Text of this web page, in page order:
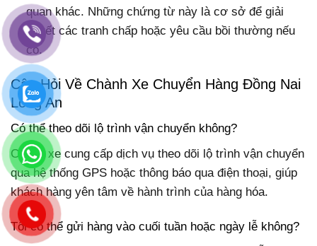
quan khác. Những chứng từ này là cơ sở để giải
quyết các tranh chấp hoặc yêu cầu bồi thường nếu
có.
Câu Hỏi Về Chành Xe Chuyển Hàng Đồng Nai
Long An
Có thể theo dõi lộ trình vận chuyển không?
Chành xe cung cấp dịch vụ theo dõi lộ trình vận chuyển
qua hệ thống GPS hoặc thông báo qua điện thoại, giúp
khách hàng yên tâm về hành trình của hàng hóa.
Tôi có thể gửi hàng vào cuối tuần hoặc ngày lễ không?